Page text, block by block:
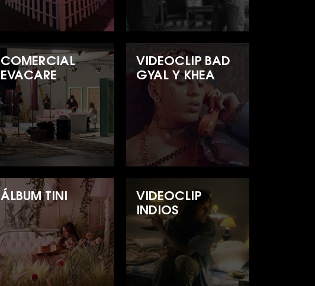
COMERCIAL
EVACARE
VIDEOCLIP BAD
GYAL Y KHEA
ÁLBUM TINI
VIDEOCLIP
INDIOS